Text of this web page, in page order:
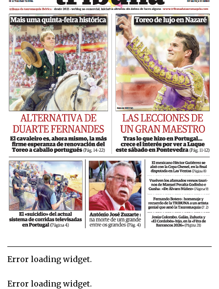
Error loading widget.
Error loading widget.